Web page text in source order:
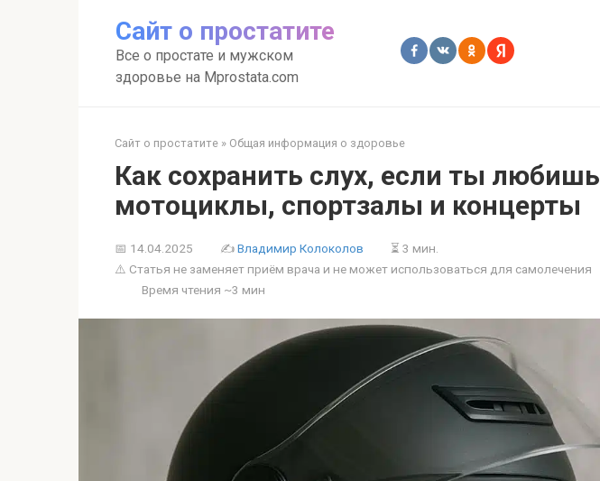
Сайт о простатите
Все о простате и мужском
здоровье на Mprostata.com
Сайт о простатите » Общая информация о здоровье
Как сохранить слух, если ты любишь
мотоциклы, спортзалы и концерты
📅 14.04.2025 ✍Владимир Колоколов
⏳ 3 мин.
⚠️ Статья не заменяет приём врача и не может использоваться для самолечения
Время чтения ~3 мин